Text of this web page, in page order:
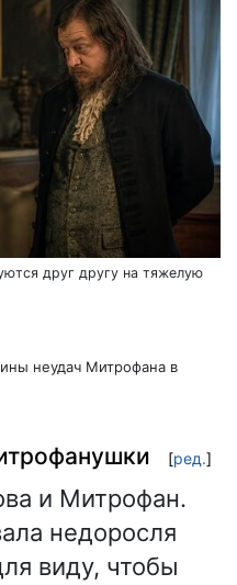
друг другу на тяжелую
неудач Митрофана в
[ред.]
и Митрофан.
недоросля
виду, чтобы